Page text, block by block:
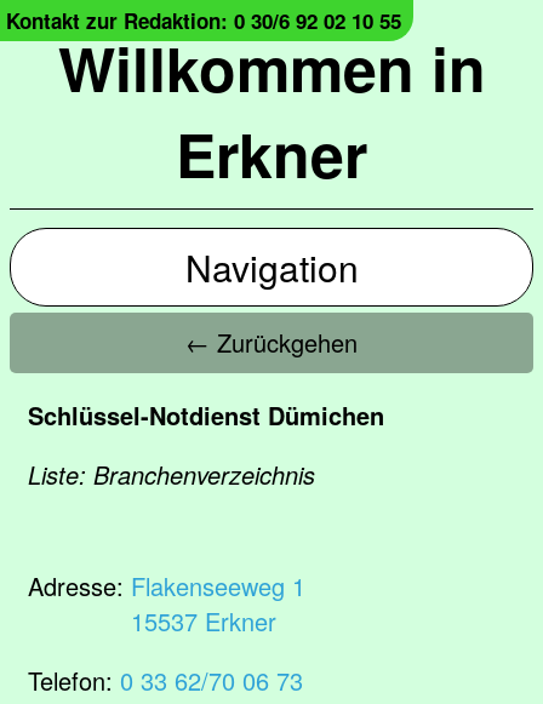
Willkommen in
Erkner
Kontakt zur Redaktion: 0 30/6 92 02 10 55
Navigation
← Zurückgehen
Schlüssel-Notdienst Dümichen
Liste: Branchenverzeichnis
Adresse: Flakenseeweg 1
15537 Erkner
Telefon: 0 33 62/70 06 73